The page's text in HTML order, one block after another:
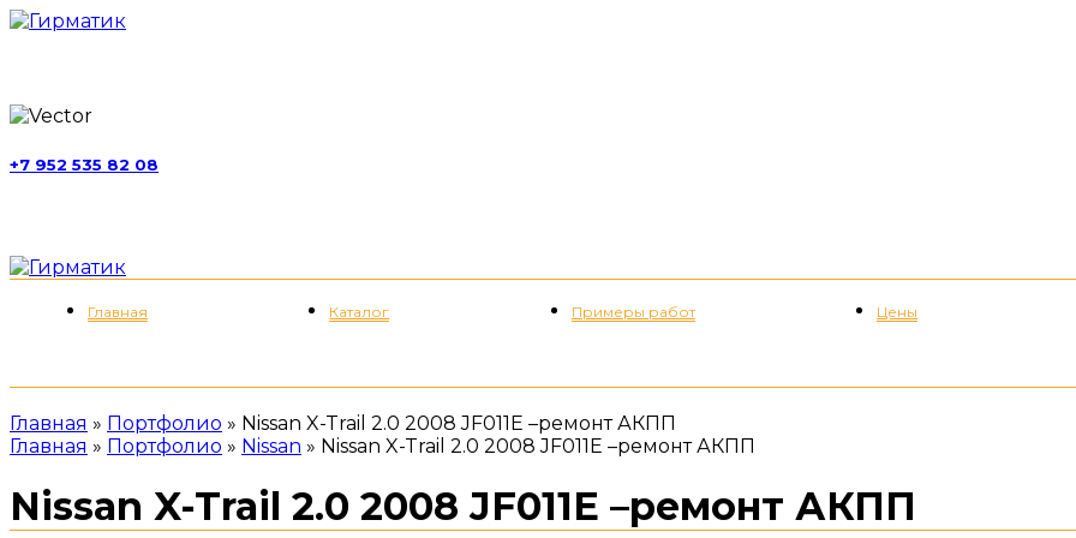
+7 952 535 82 08
Главная Каталог Примеры работ Цены
Главная » Портфолио » Nissan X-Trail 2.0 2008 JF011E –ремонт АКПП
Главная » Портфолио » Nissan » Nissan X-Trail 2.0 2008 JF011E –ремонт АКПП
Nissan X-Trail 2.0 2008 JF011E –ремонт АКПП